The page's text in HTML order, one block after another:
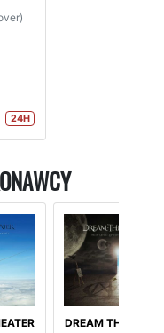
24H
DREAM THEATER